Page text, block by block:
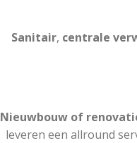
Sanitair, centrale
Nieuwbouw of
leveren een allround